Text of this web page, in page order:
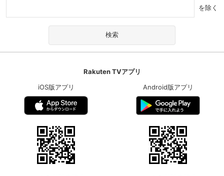
を除く
Rakuten TVアプリ
iOS版アプリ
Android版アプリ